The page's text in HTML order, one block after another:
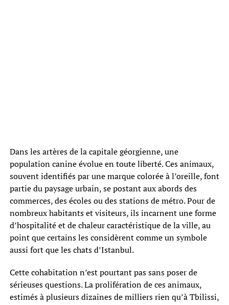
Dans les artères de la capitale géorgienne, une
population canine évolue en toute liberté. Ces animaux,
souvent identifiés par une marque colorée à l’oreille, font
partie du paysage urbain, se postant aux abords des
commerces, des écoles ou des stations de métro. Pour de
nombreux habitants et visiteurs, ils incarnent une forme
d’hospitalité et de chaleur caractéristique de la ville, au
point que certains les considèrent comme un symbole
aussi fort que les chats d’Istanbul.
Cette cohabitation n’est pourtant pas sans poser de
sérieuses questions. La prolifération de ces animaux,
estimés à plusieurs dizaines de milliers rien qu’à Tbilissi,